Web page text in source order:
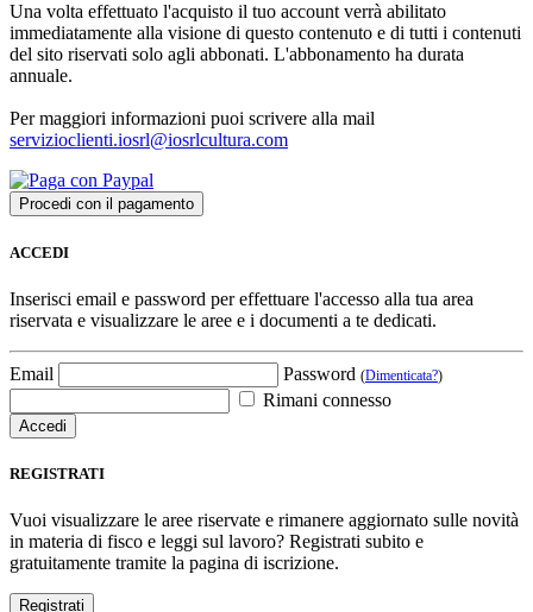
Una volta effettuato l'acquisto il tuo account verrà abilitato
immediatamente alla visione di questo contenuto e di tutti i contenuti
del sito riservati solo agli abbonati. L'abbonamento ha durata
annuale.
Per maggiori informazioni puoi scrivere alla mail
servizioclienti.iosrl@iosrlcultura.com
ACCEDI
Inserisci email e password per effettuare l'accesso alla tua area
riservata e visualizzare le aree e i documenti a te dedicati.
Email Password (Dimenticata?)
Rimani connesso
REGISTRATI
Vuoi visualizzare le aree riservate e rimanere aggiornato sulle novità
in materia di fisco e leggi sul lavoro? Registrati subito e
gratuitamente tramite la pagina di iscrizione.